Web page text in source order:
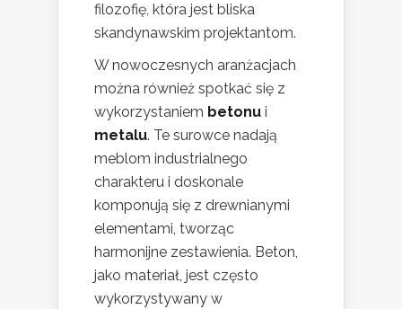
filozofię, która jest bliska
skandynawskim projektantom.
W nowoczesnych aranżacjach
można również spotkać się z
wykorzystaniem betonu i
metalu. Te surowce nadają
meblom industrialnego
charakteru i doskonale
komponują się z drewnianymi
elementami, tworząc
harmonijne zestawienia. Beton,
jako materiał, jest często
wykorzystywany w